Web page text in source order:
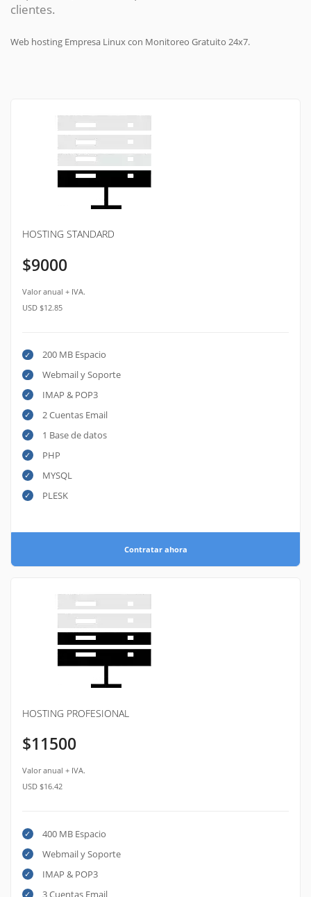
clientes.
Web hosting Empresa Linux con Monitoreo Gratuito 24x7.
HOSTING STANDARD
$9000
Valor anual + IVA.
USD $12.85
200 MB Espacio
Webmail y Soporte
IMAP & POP3
2 Cuentas Email
1 Base de datos
PHP
MYSQL
PLESK
Contratar ahora
HOSTING PROFESIONAL
$11500
Valor anual + IVA.
USD $16.42
400 MB Espacio
Webmail y Soporte
IMAP & POP3
3 Cuentas Email